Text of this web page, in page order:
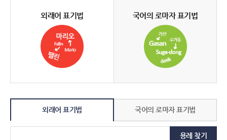
외래어 표기법 국어의 로마자 표기법
외래어 표기법 국어의 로마자 표기법
용례 찾기